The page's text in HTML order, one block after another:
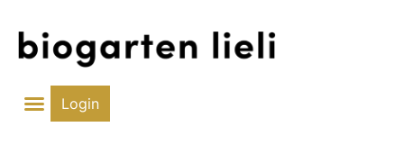
Inhalt
Login